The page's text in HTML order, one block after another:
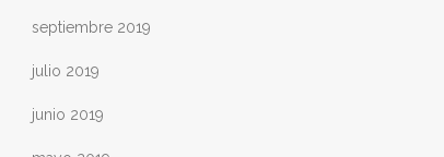
septiembre 2019
julio 2019
junio 2019